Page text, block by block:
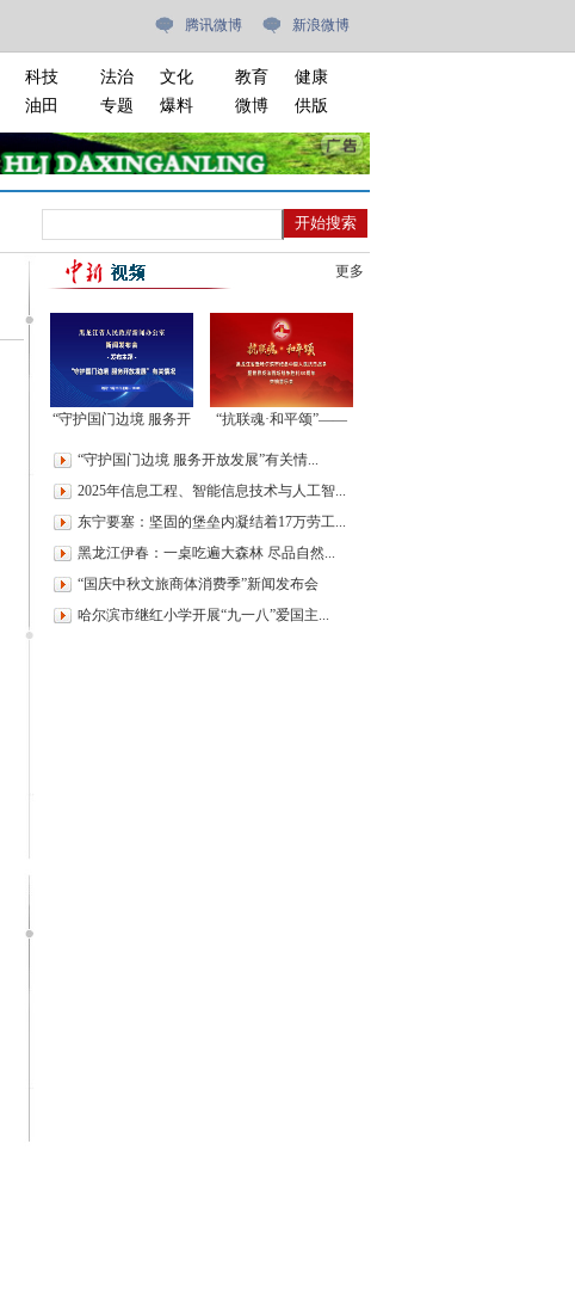
腾讯微博 新浪微博
科技
油田
法治
文化
专题
爆料
教育
健康
微博
供版
更多
“守护国门边境 服务开
发布会
“抗联魂·和平颂”——
念中国人民抗日战争暨
世界反法西斯战争胜利
80周年交响音乐会
“守护国门边境 服务开放发展”有关情...
2025年信息工程、智能信息技术与人工智...
东宁要塞：坚固的堡垒内凝结着17万劳工...
黑龙江伊春：一桌吃遍大森林 尽品自然...
“国庆中秋文旅商体消费季”新闻发布会
哈尔滨市继红小学开展“九一八”爱国主...